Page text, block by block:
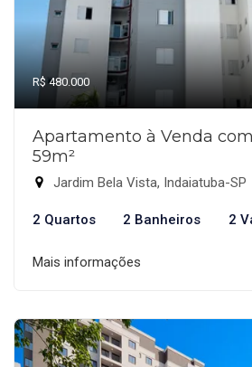
R$ 480.000
Apartamento à Venda
59m²
Jardim Bela Vista, Indaiatuba-SP
2 Quartos 2 Banheiros 2
Mais informações